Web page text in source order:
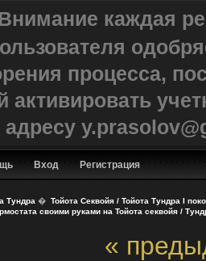
каждая
процесса,
активировать
адресу
Вход Регистрация
Тундра � Тойота Секвойя / Тойота Тундра I
своими руками на Тойота секвойя /
«